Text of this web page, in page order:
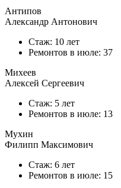
Антипов
Александр Антонович
Стаж: 10 лет
Ремонтов в июле: 37
Михеев
Алексей Сергеевич
Стаж: 5 лет
Ремонтов в июле: 13
Мухин
Филипп Максимович
Стаж: 6 лет
Ремонтов в июле: 15